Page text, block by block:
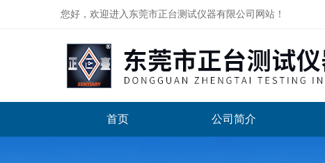
您好，欢迎进入东莞市正台测试仪器有限公司网站！
首页 公司简介